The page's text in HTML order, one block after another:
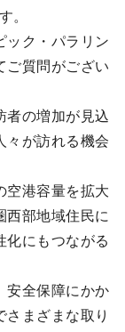
。
ク・パラリン
ご質問がござい
の増加が見込
々が訪れる機会
港容量を拡大
西部地域住民に
化にもつながる
全保障にかか
まざまな取り